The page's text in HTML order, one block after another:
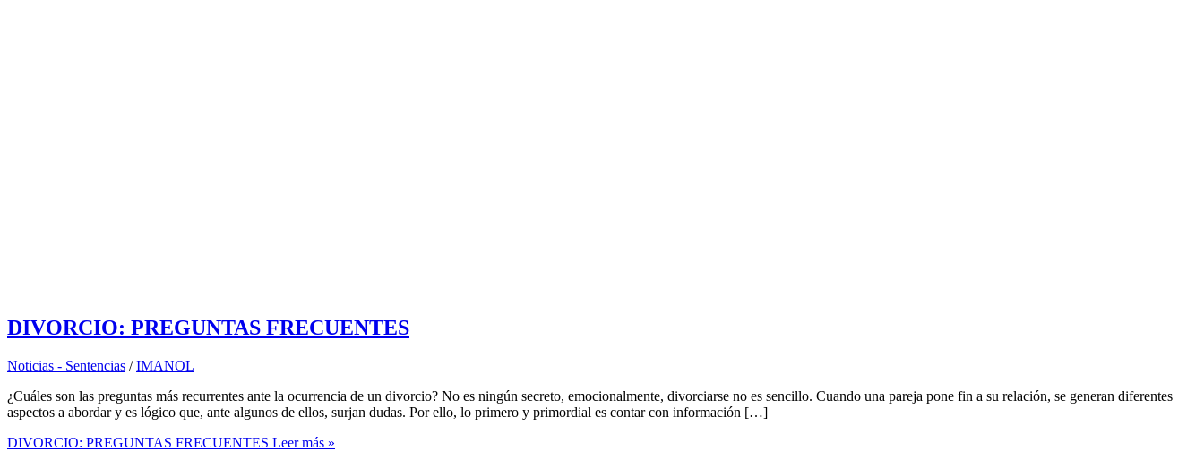
DIVORCIO: PREGUNTAS FRECUENTES
Noticias - Sentencias /IMANOL
¿Cuáles son las preguntas más recurrentes ante la ocurrencia de un divorcio? No es ningún secreto, emocionalmente, divorciarse no es sencillo. Cuando una pareja pone fin a su relación, se generan diferentes
aspectos a abordar y es lógico que, ante algunos de ellos, surjan dudas. Por ello, lo primero y primordial es contar con información […]
DIVORCIO: PREGUNTAS FRECUENTES Leer más »